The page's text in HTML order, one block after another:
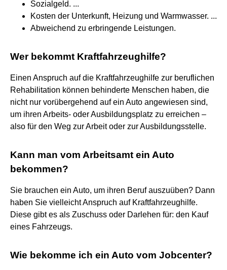
Sozialgeld. ...
Kosten der Unterkunft, Heizung und Warmwasser. ...
Abweichend zu erbringende Leistungen.
Wer bekommt Kraftfahrzeughilfe?
Einen Anspruch auf die Kraftfahrzeughilfe zur beruflichen
Rehabilitation können behinderte Menschen haben, die
nicht nur vorübergehend auf ein Auto angewiesen sind,
um ihren Arbeits- oder Ausbildungsplatz zu erreichen –
also für den Weg zur Arbeit oder zur Ausbildungsstelle.
Kann man vom Arbeitsamt ein Auto
bekommen?
Sie brauchen ein Auto, um ihren Beruf auszuüben? Dann
haben Sie vielleicht Anspruch auf Kraftfahrzeughilfe.
Diese gibt es als Zuschuss oder Darlehen für: den Kauf
eines Fahrzeugs.
Wie bekomme ich ein Auto vom Jobcenter?